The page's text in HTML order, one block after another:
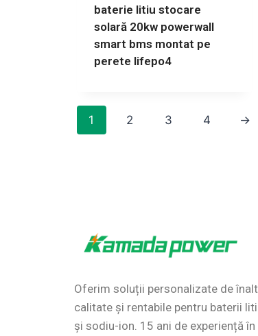
baterie litiu stocare
solară 20kw powerwall
smart bms montat pe
perete lifepo4
1 2 3 4 →
Oferim soluții personalizate de
calitate și rentabile pentru baterii
și sodiu-ion. 15 ani de experiență în